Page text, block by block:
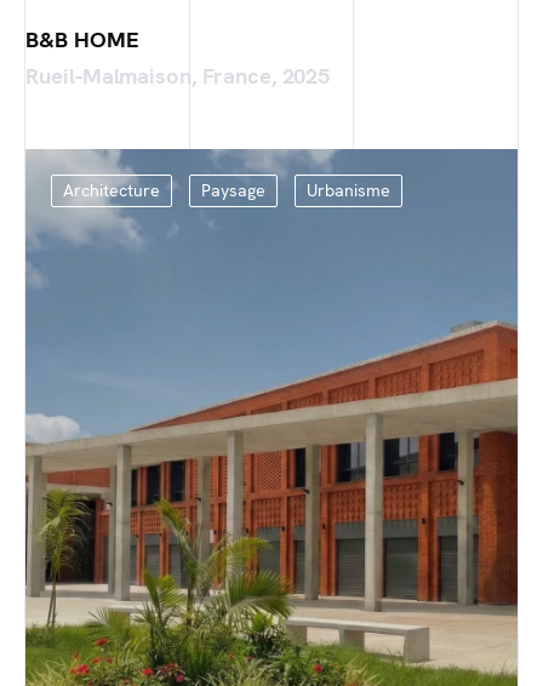
B&B HOME
Rueil-Malmaison, France, 2025
Architecture Paysage Urbanisme